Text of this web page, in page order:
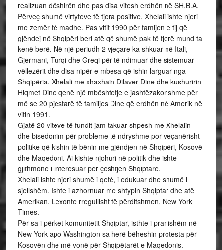
realizuan dëshirën dhe pas disa vitesh erdhën në SH.B.A.
Përveç shumë virtyteve të tjera positive, Xhelali ishte njeri
me zemër të madhe. Pas vitit 1990 për famijen e tij që
gjëndej në Shqipëri beri atë që shumë pak të tjerë mund ta
kenë berë. Në një periudh 2 vjeçare ka shkuar në Itali,
Gjermani, Turqi dhe Greqi për të ndimuar dhe sistemuar
vëllezërit dhe disa nipër e mbesa që ishin larguar nga
Shqipëria. Xhelali me xhaxhain Dilaver Dine dhe kushuririn
Hiqmet Dine qenë një mbështetje e jashtëzakonshme për
më se 20 pjestarë të familjes Dine që erdhën në Amerik në
vitin 1991.
Gjatë 20 viteve të fundit jam takuar shpesh me Xhelalin
dhe bisedonim për probleme të ndryshme por veçanërisht
politike që kishin të bënin me gjëndjen në Shqipëri, Kosovë
dhe Maqedoni. Ai kishte njohuri në politik dhe ishte
gjithmonë i interesuar për çështjen Shqiptare.
Xhelali ishte njeri shumë i qetë, i edukuar dhe shumë i
sjellshëm. Ishte i azhornuar me shtypin Shqiptar dhe atë
Amerikan. Lexonte rregullisht të përditshmen, New York
Times.
Për sa i përket komunitetit Shqiptar, isthte i pranishëm në
New York apo Washington sa herë bëheshin protesta për
Kosovën dhe më vonë për Shqipëtarët e Maqedonis.